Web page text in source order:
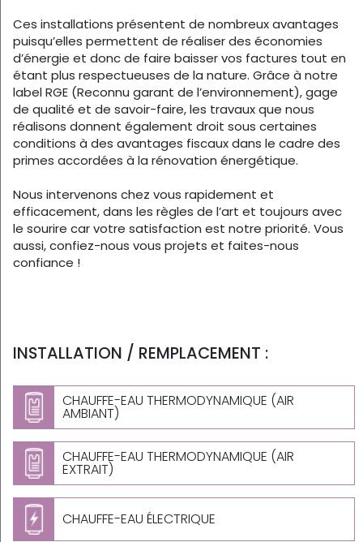
Ces installations présentent de nombreux avantages
puisqu’elles permettent de réaliser des économies
d’énergie et donc de faire baisser vos factures tout en
étant plus respectueuses de la nature. Grâce à notre
label RGE (Reconnu garant de l’environnement), gage
de qualité et de savoir-faire, les travaux que nous
réalisons donnent également droit sous certaines
conditions à des avantages fiscaux dans le cadre des
primes accordées à la rénovation énergétique.
Nous intervenons chez vous rapidement et
efficacement, dans les règles de l’art et toujours avec
le sourire car votre satisfaction est notre priorité. Vous
aussi, confiez-nous vous projets et faites-nous
confiance !
INSTALLATION / REMPLACEMENT :
CHAUFFE-EAU THERMODYNAMIQUE (AIR
AMBIANT)
CHAUFFE-EAU THERMODYNAMIQUE (AIR
EXTRAIT)
CHAUFFE-EAU ÉLECTRIQUE